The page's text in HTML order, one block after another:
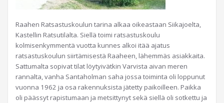
Raahen Ratsastuskoulun tarina alkaa oikeastaan Siikajoelta,
Kastellin Ratsutilalta. Siellä toimi ratsastuskoulu
kolmisenkymmentä vuotta kunnes alkoi itää ajatus
ratsastuskoulun siirtämisestä Raaheen, lähemmäs asiakkaita.
Sattumalta sopivat tilat löytyivätkin Varvista aivan meren
rannalta, vanha Santaholman saha jossa toiminta oli loppunut
vuonna 1962 ja osa rakennuksista jätetty paikoilleen. Paikka
oli päässyt rapistumaan ja metsittynyt sekä siellä oli sotkettu ja